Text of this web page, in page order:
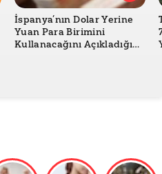
İspanya’nın Dolar Yerine
Yuan Para Birimini
Kullanacağını Açıkladığı